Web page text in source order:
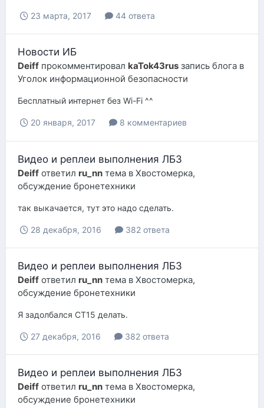
23 марта, 2017 44 ответа
Новости ИБ
Deiff прокомментировал kaTok43rus запись блога в
Уголок информационной безопасности
Бесплатный интернет без Wi-Fi ^^
20 января, 2017 8 комментариев
Видео и реплеи выполнения ЛБЗ
Deiff ответил ru_nn тема в Хвостомерка,
обсуждение бронетехники
так выкачается, тут это надо сделать.
28 декабря, 2016 382 ответа
Видео и реплеи выполнения ЛБЗ
Deiff ответил ru_nn тема в Хвостомерка,
обсуждение бронетехники
Я задолбался СТ15 делать.
27 декабря, 2016 382 ответа
Видео и реплеи выполнения ЛБЗ
Deiff ответил ru_nn тема в Хвостомерка,
обсуждение бронетехники